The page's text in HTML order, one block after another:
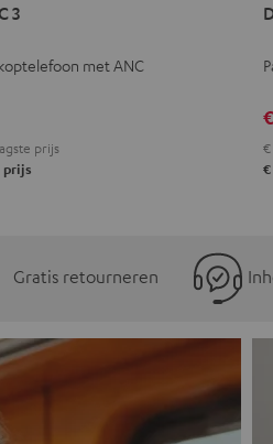
3
met ANC
prijs
prijs
€
€
Gratis retourneren